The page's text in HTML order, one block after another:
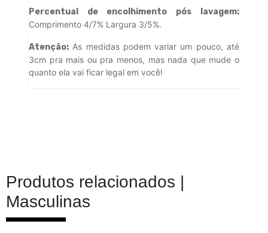
Percentual de encolhimento pós lavagem:
Comprimento 4/7% Largura 3/5%.
Atenção: As medidas podem variar um pouco, até
3cm pra mais ou pra menos, mas nada que mude o
quanto ela vai ficar legal em você!
Produtos relacionados |
Masculinas